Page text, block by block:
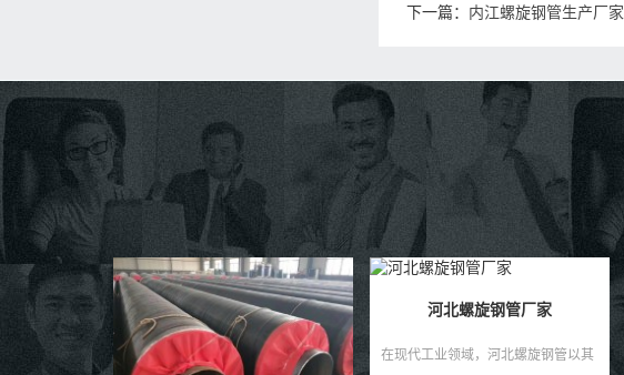
下一篇： 内江螺旋钢管生产厂家
河北螺旋钢管厂家
在现代工业领域，河北螺旋钢管以其
大口径螺旋钢管
大口径螺旋钢管：工程建设的坚实后